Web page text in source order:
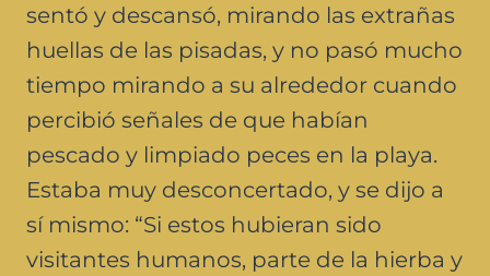
sentó y descansó, mirando las extrañas
huellas de las pisadas, y no pasó mucho
tiempo mirando a su alrededor cuando
percibió señales de que habían
pescado y limpiado peces en la playa.
Estaba muy desconcertado, y se dijo a
sí mismo: “Si estos hubieran sido
visitantes humanos, parte de la hierba y